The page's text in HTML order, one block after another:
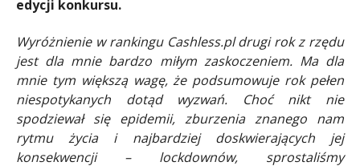
edycji konkursu.
Wyróżnienie w rankingu Cashless.pl drugi rok z rzędu
jest dla mnie bardzo miłym zaskoczeniem. Ma dla
mnie tym większą wagę, że podsumowuje rok pełen
niespotykanych dotąd wyzwań. Choć nikt nie
spodziewał się epidemii, zburzenia znanego nam
rytmu życia i najbardziej doskwierających jej
konsekwencji – lockdownów, sprostaliśmy